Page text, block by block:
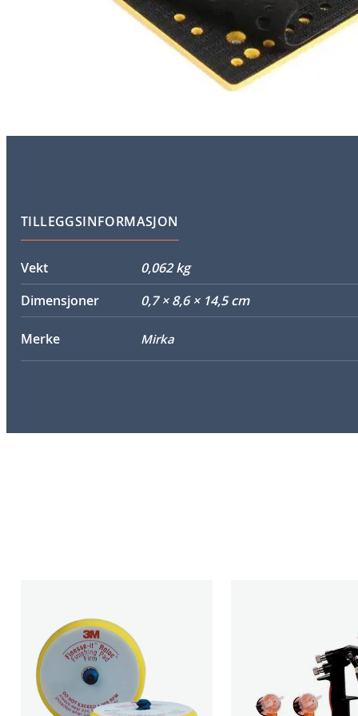
TILLEGGSINFORMASJON
Vekt
0,062 kg
Dimensjoner
0,7 × 8,6 × 14,5 cm
Merke Mirka